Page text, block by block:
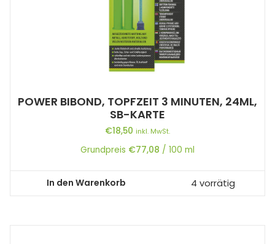
POWER BIBOND, TOPFZEIT 3 MINUTEN, 24ML,
SB-KARTE
€18,50 inkl. MwSt.
Grundpreis €77,08 / 100 ml
In den Warenkorb 4 vorrätig